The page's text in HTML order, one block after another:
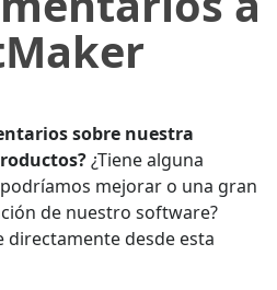
sobre nuestra
¿Tiene alguna
mejorar o una gran
de nuestro software?
directamente desde esta